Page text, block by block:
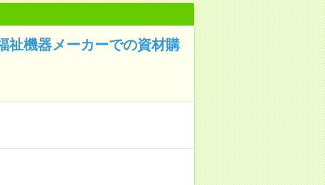
祉機器メーカーでの資材購